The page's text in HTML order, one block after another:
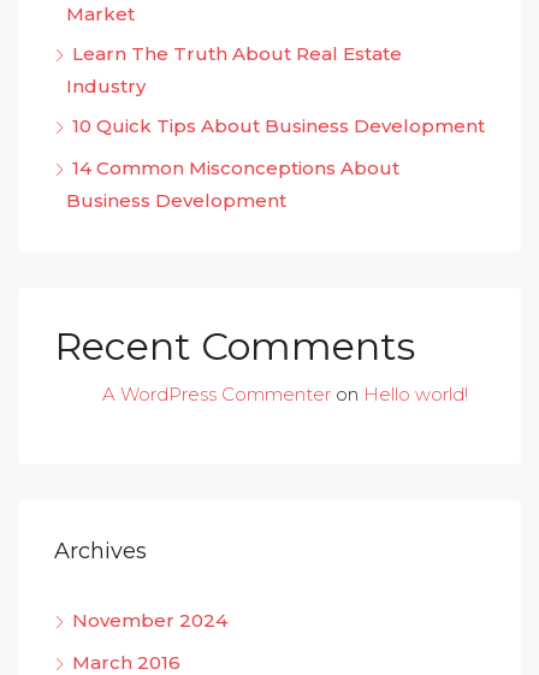
Market
Learn The Truth About Real Estate
Industry
10 Quick Tips About Business Development
14 Common Misconceptions About
Business Development
Recent Comments
A WordPress Commenter on Hello world!
Archives
November 2024
March 2016